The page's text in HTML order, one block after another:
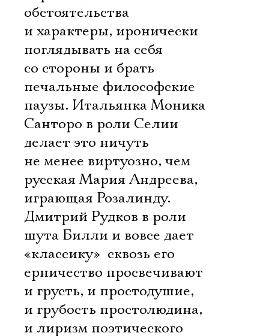
обстоятельства
и характеры, иронически
поглядывать на себя
со стороны и брать
печальные философские
паузы. Итальянка Моника
Санторо в роли Селии
делает это ничуть
не менее виртуозно, чем
русская Мария Андреева,
играющая Розалинду.
Дмитрий Рудков в роли
шута Билли и вовсе дает
«классику»  сквозь его
ерничество просвечивают
и грусть, и простодушие,
и грубость простолюдина,
и лиризм поэтического